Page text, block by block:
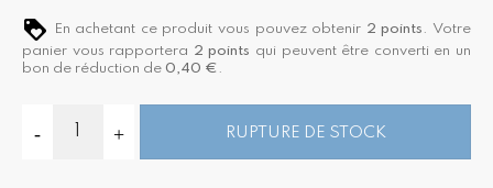
En achetant ce produit vous pouvez obtenir 2 points . Votre
panier vous rapportera 2 points qui peuvent être converti en un
bon de réduction de 0,40 € .
RUPTURE DE STOCK